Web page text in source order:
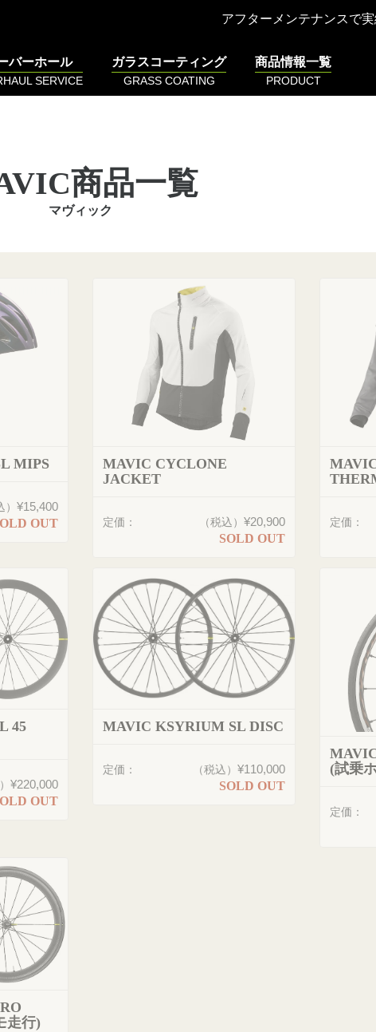
アフターメンテナンスで
バーホール
SERVICE
ガラスコーティング
GRASS COATING
商品情報一覧
PRODUCT
商品一覧
マヴィック
MIPS
） ¥15,400
OUT
MAVIC CYCLONE
JACKET
定価： （税込） ¥20,900
SOLD OUT
定価：
45
¥220,000
OUT
MAVIC KSYRIUM SL DISC
定価： （税込） ¥110,000
SOLD OUT
(試乗
定価：
走行)